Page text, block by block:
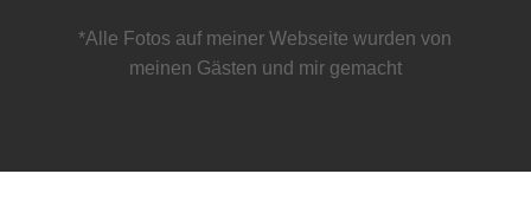
*Alle Fotos auf meiner Webseite wurden von
meinen Gästen und mir gemacht